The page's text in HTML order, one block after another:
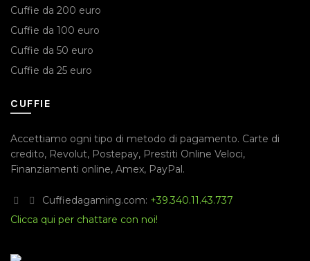
Cuffie da 200 euro
Cuffie da 100 euro
Cuffie da 50 euro
Cuffie da 25 euro
CUFFIE
Accettiamo ogni tipo di metodo di pagamento. Carte di
credito, Revolut, Postepay, Prestiti Online Veloci,
Finanziamenti online, Amex, PayPal.
Cuffiedagaming.com: +39.340.11.43.737
Clicca qui per chattare con noi!